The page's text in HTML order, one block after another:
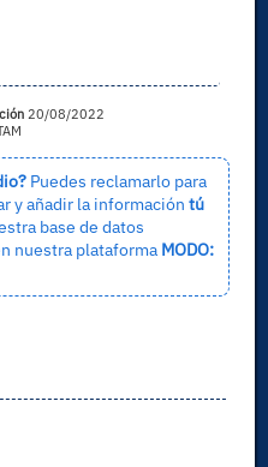
20/08/2022
Puedes reclamarlo para
y añadir la información tú
base de datos
nuestra plataforma MODO: